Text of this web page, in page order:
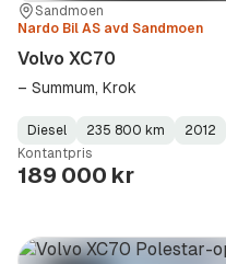
Sted:
Sandmoen
Forhandler:
Nardo Bil AS avd Sandmoen
Volvo XC70
– Summum, Krok
Fuel
Type:
Diesel
Kilometerstand :
235 800 km
Model
Year:
2012
Gearbox
Type:
Kontantpris
189 000 kr